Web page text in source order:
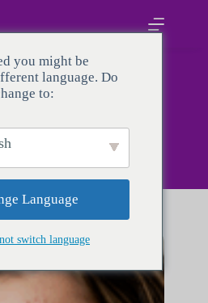
you might be
language. Do
to:
Language
switch language